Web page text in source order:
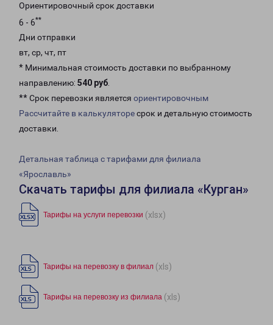
Ориентировочный срок доставки
6 - 6**
Дни отправки
вт, ср, чт, пт
* Минимальная стоимость доставки по выбранному
направлению: 540 руб.
** Срок перевозки является ориентировочным
Рассчитайте в калькуляторесрок и детальную стоимость
доставки.
Детальная таблица с тарифами для филиала
«Ярославль»
Скачать тарифы для филиала «Курган»
Тарифы на услуги перевозки (xlsx)
Тарифы на перевозку в филиал (xls)
Тарифы на перевозку из филиала (xls)